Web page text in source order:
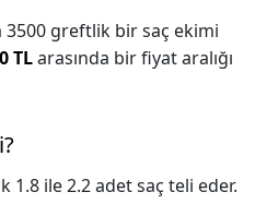
3500 greftlik bir saç ekimi
TLarasında bir fiyat aralığı
1.8 ile 2.2 adet saç teli eder.